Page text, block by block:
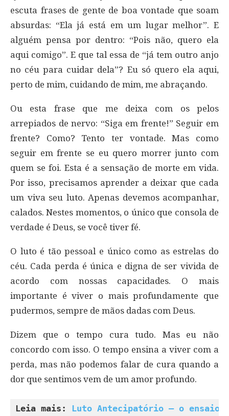
escuta frases de gente de boa vontade que soam
absurdas: “Ela já está em um lugar melhor”. E
alguém pensa por dentro: “Pois não, quero ela
aqui comigo”. E que tal essa de “já tem outro anjo
no céu para cuidar dela”? Eu só quero ela aqui,
perto de mim, cuidando de mim, me abraçando.
Ou esta frase que me deixa com os pelos
arrepiados de nervo: “Siga em frente!” Seguir em
frente? Como? Tento ter vontade. Mas como
seguir em frente se eu quero morrer junto com
quem se foi. Esta é a sensação de morte em vida.
Por isso, precisamos aprender a deixar que cada
um viva seu luto. Apenas devemos acompanhar,
calados. Nestes momentos, o único que consola de
verdade é Deus, se você tiver fé.
O luto é tão pessoal e único como as estrelas do
céu. Cada perda é única e digna de ser vivida de
acordo com nossas capacidades. O mais
importante é viver o mais profundamente que
pudermos, sempre de mãos dadas com Deus.
Dizem que o tempo cura tudo. Mas eu não
concordo com isso. O tempo ensina a viver com a
perda, mas não podemos falar de cura quando a
dor que sentimos vem de um amor profundo.
Leia mais: Luto Antecipatório – o ensaio